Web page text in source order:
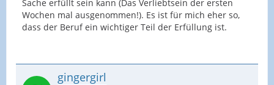
Sache erfüllt sein kann (Das Verliebtsein der ersten
Wochen mal ausgenommen!). Es ist für mich eher so,
dass der Beruf ein wichtiger Teil der Erfüllung ist.
gingergirl